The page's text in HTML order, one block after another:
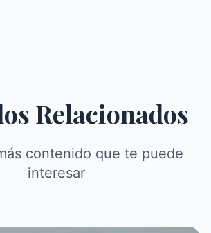
Relacionados
contenido que te puede
interesar